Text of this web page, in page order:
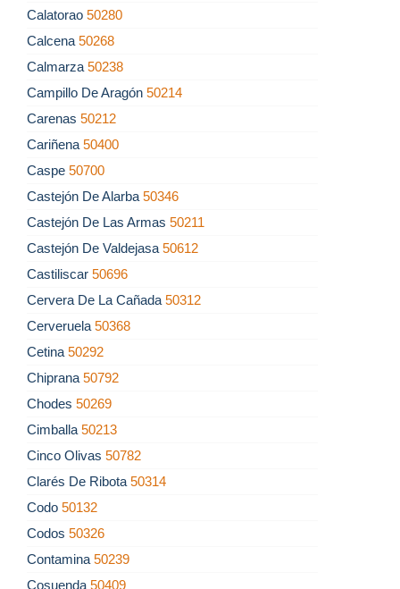
Calatorao 50280
Calcena 50268
Calmarza 50238
Campillo De Aragón 50214
Carenas 50212
Cariñena 50400
Caspe 50700
Castejón De Alarba 50346
Castejón De Las Armas 50211
Castejón De Valdejasa 50612
Castiliscar 50696
Cervera De La Cañada 50312
Cerveruela 50368
Cetina 50292
Chiprana 50792
Chodes 50269
Cimballa 50213
Cinco Olivas 50782
Clarés De Ribota 50314
Codo 50132
Codos 50326
Contamina 50239
Cosuenda 50409